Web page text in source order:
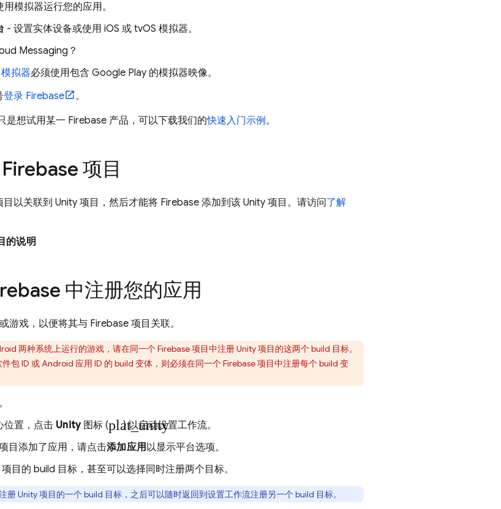
模拟器运行您的应用。
- 设置实体设备或使用 iOS 或 tvOS 模拟器。
Messaging ？
模拟器必须使用包含 Google Play 的模拟器映像。
登录 Firebase
。
是想试用某一 Firebase 产品，可以下载我们的快速入门示例。
Firebase 项目
以关联到 Unity 项目，然后才能将 Firebase 添加到该 Unity 项目。请访问了解
的说明
中注册您的应用
游戏，以便将其与 Firebase 项目关联。
两种系统上运行的游戏，请在同一个 Firebase 项目中注册 Unity 项目的这两个 build 目标。
包 ID 或 Android 应用 ID 的 build 变体，则必须在同一个 Firebase 项目中注册每个 build 变
。
位置，点击 Unity图标 (plat_unity
) 以启动设置工作流。
目添加了应用，请点击添加应用以显示平台选项。
目的 build 目标，甚至可以选择同时注册两个目标。
册 Unity 项目的一个 build 目标，之后可以随时返回到设置工作流注册另一个 build 目标。